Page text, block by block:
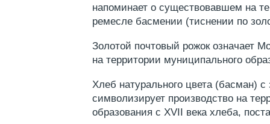
напоминает о существовавшем на
ремесле басмении (тиснении по
Золотой почтовый рожок означает
на территории муниципального
Хлеб натурального цвета (басман) с
символизирует производство на
образования с XVII века хлеба,